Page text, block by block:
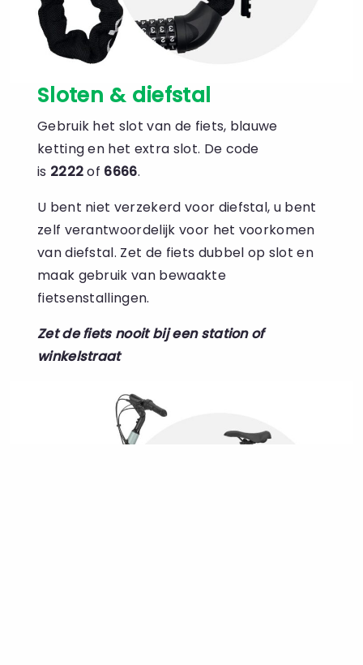
Sloten & diefstal
Gebruik het slot van de fiets, blauwe
ketting en het extra slot. De code
is 2222of 6666.
U bent niet verzekerd voor diefstal, u bent
zelf verantwoordelijk voor het voorkomen
van diefstal. Zet de fiets dubbel op slot en
maak gebruik van bewaakte
fietsenstallingen.
Zet de fiets nooit bij een station of
winkelstraat